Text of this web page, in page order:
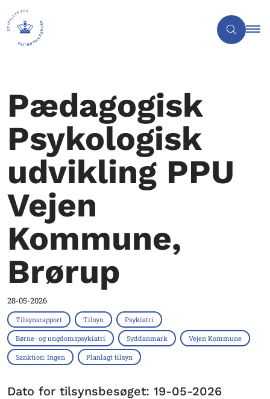
Pædagogisk
Psykologisk
udvikling PPU
Vejen
Kommune,
Brørup
28-05-2026
Tilsynsrapport Tilsyn Psykiatri
Børne- og ungdomspsykiatri Syddanmark Vejen Kommune
Sanktion: Ingen Planlagt tilsyn
Dato for tilsynsbesøget: 19-05-2026